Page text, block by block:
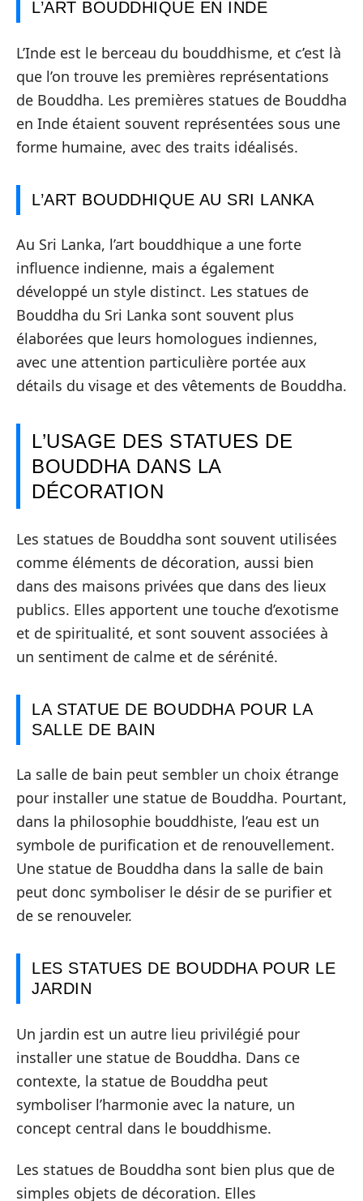
L’ART BOUDDHIQUE EN INDE
L’Inde est le berceau du bouddhisme, et c’est là
que l’on trouve les premières représentations
de Bouddha. Les premières statues de Bouddha
en Inde étaient souvent représentées sous une
forme humaine, avec des traits idéalisés.
L’ART BOUDDHIQUE AU SRI LANKA
Au Sri Lanka, l’art bouddhique a une forte
influence indienne, mais a également
développé un style distinct. Les statues de
Bouddha du Sri Lanka sont souvent plus
élaborées que leurs homologues indiennes,
avec une attention particulière portée aux
détails du visage et des vêtements de Bouddha.
L’USAGE DES STATUES DE
BOUDDHA DANS LA
DÉCORATION
Les statues de Bouddha sont souvent utilisées
comme éléments de décoration, aussi bien
dans des maisons privées que dans des lieux
publics. Elles apportent une touche d’exotisme
et de spiritualité, et sont souvent associées à
un sentiment de calme et de sérénité.
LA STATUE DE BOUDDHA POUR LA
SALLE DE BAIN
La salle de bain peut sembler un choix étrange
pour installer une statue de Bouddha. Pourtant,
dans la philosophie bouddhiste, l’eau est un
symbole de purification et de renouvellement.
Une statue de Bouddha dans la salle de bain
peut donc symboliser le désir de se purifier et
de se renouveler.
LES STATUES DE BOUDDHA POUR LE
JARDIN
Un jardin est un autre lieu privilégié pour
installer une statue de Bouddha. Dans ce
contexte, la statue de Bouddha peut
symboliser l’harmonie avec la nature, un
concept central dans le bouddhisme.
Les statues de Bouddha sont bien plus que de
simples objets de décoration. Elles